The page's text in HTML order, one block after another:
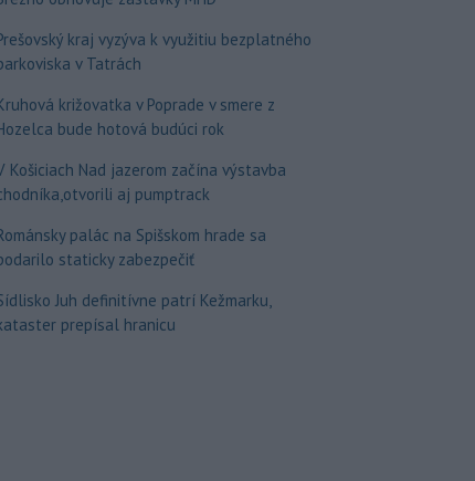
kraj vyzýva k využitiu bezplatného
v Tatrách
križovatka v Poprade v smere z
bude hotová budúci rok
Košiciach Nad jazerom začína výstavba
aj pumptrack
palác na Spišskom hrade sa
staticky zabezpečiť
Juh definitívne patrí Kežmarku,
prepísal hranicu